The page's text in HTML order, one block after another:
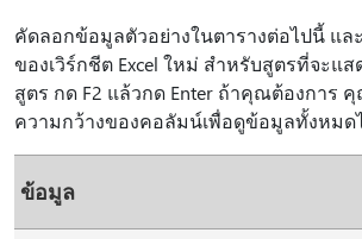
คัดลอกข้อมูลตัวอย่างในตารางต่อไปนี้ และ
ของเวิร์กชีต Excel ใหม่ สำหรับสูตรที่จะแ
สูตร กด F2 แล้วกด Enter ถ้าคุณต้องการ
ความกว้างของคอลัมน์เพื่อดูข้อมูลทั้งหมด
ข้อมูล